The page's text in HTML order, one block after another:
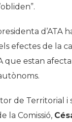
d’ATA
efectes de la
que estan
de Territorial i
la Comissió,